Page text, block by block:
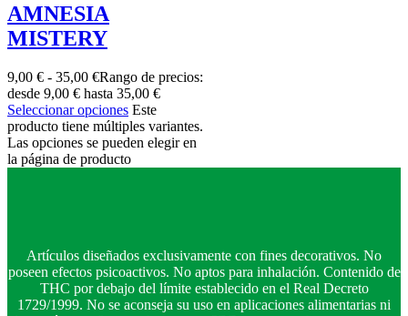
AMNESIA
MISTERY
9,00 € - 35,00 €Rango de precios:
desde 9,00 € hasta 35,00 €
Seleccionar opciones Este
producto tiene múltiples variantes.
Las opciones se pueden elegir en
la página de producto
Artículos diseñados exclusivamente con fines decorativos. No
poseen efectos psicoactivos. No aptos para inhalación. Contenido de
THC por debajo del límite establecido en el Real Decreto
1729/1999. No se aconseja su uso en aplicaciones alimentarias ni